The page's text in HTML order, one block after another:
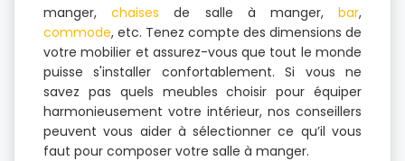
manger,chaises de salle à manger,bar,
commode, etc. Tenez compte des dimensions de
votre mobilier et assurez-vous que tout le monde
puisse s'installer confortablement. Si vous ne
savez pas quels meubles choisir pour équiper
harmonieusement votre intérieur, nos conseillers
peuvent vous aider à sélectionner ce qu’il vous
faut pour composer votre salle à manger.